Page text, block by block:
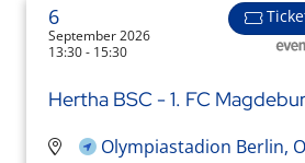
6
September 2026
13:30 - 15:30
Hertha BSC - 1. FC
Olympiastadion Berlin,